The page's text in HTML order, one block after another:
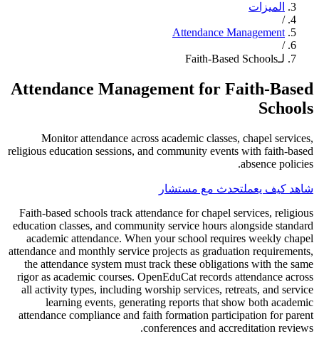
الميزات
/
Attendance Management
/
لـFaith-Based Schools
Attendance Management for Faith-Based
Schools
Monitor attendance across academic classes, chapel services,
religious education sessions, and community events with faith-based
absence policies.
شاهد كيف يعملتحدث مع مستشار
Faith-based schools track attendance for chapel services, religious
education classes, and community service hours alongside standard
academic attendance. When your school requires weekly chapel
attendance and monthly service projects as graduation requirements,
the attendance system must track these obligations with the same
rigor as academic courses. OpenEduCat records attendance across
all activity types, including worship services, retreats, and service
learning events, generating reports that show both academic
attendance compliance and faith formation participation for parent
conferences and accreditation reviews.